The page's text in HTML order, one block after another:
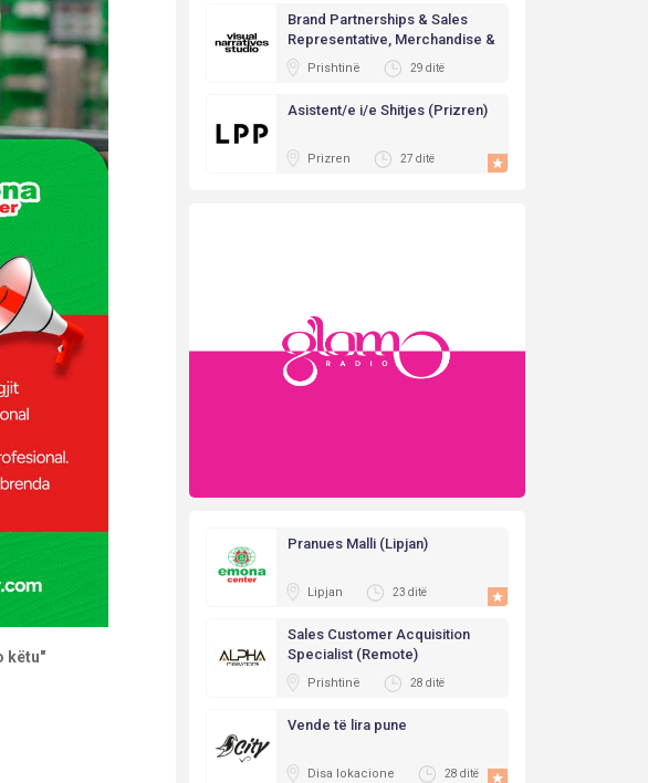
Brand Partnerships & Sales
Representative, Merchandise &
E-Commerce Operations
Manager
Prishtinë 29 ditë
Asistent/e i/e Shitjes (Prizren)
Prizren 27 ditë
Pranues Malli (Lipjan)
Lipjan 23 ditë
Sales Customer Acquisition
Specialist (Remote)
Prishtinë 28 ditë
Vende të lira pune
Disa lokacione 28 ditë